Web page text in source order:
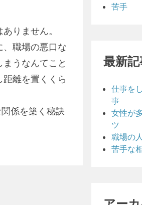
りません。
、職場の悪口な
うなんてこと
離を置くくら
係を築く秘訣
苦手
最新
仕事を
事
女性が
ツ
職場の
苦手な